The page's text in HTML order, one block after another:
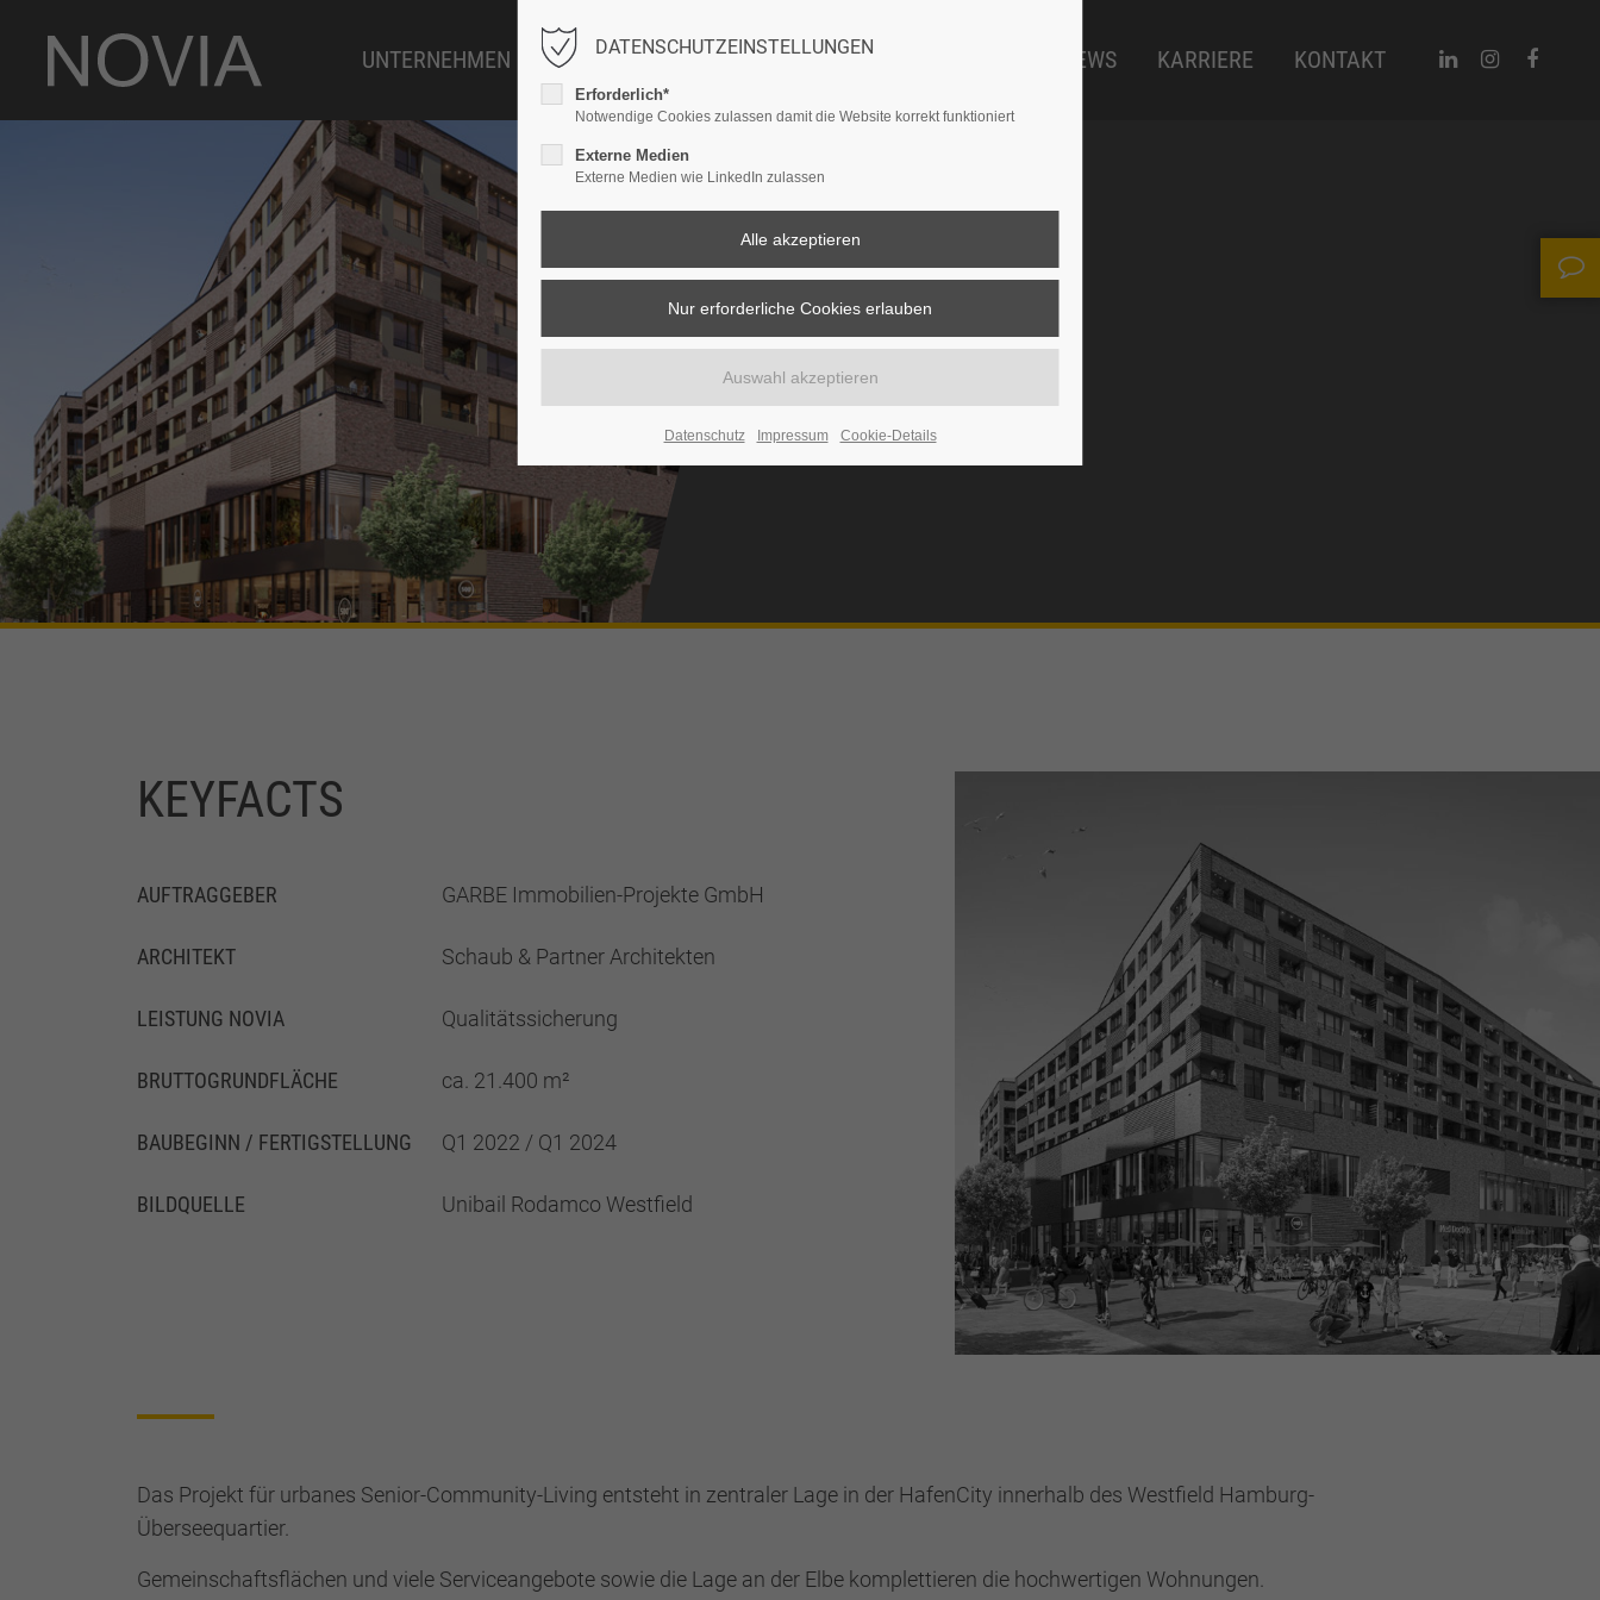
UNTERNEHMEN LEISTUNGEN ESG-CONSULTING NEWS KARRIERE KONTAKT
VILVIF
Hamburg
KEYFACTS
AUFTRAGGEBER GARBE Immobilien-Projekte GmbH
ARCHITEKT Schaub & Partner Architekten
LEISTUNG NOVIA Qualitätssicherung
BRUTTO­GRUND­FLÄCHE ca. 21.400 m²
BAUBEGINN / FERTIGSTELLUNG Q1 2022 / Q1 2024
BILDQUELLE Unibail Rodamco Westfield
Das Projekt für urbanes Senior-Community-Living entsteht in zentraler Lage in der HafenCity innerhalb des Westfield Hamburg-
Überseequartier.
Gemeinschaftsflächen und viele Serviceangebote sowie die Lage an der Elbe komplettieren die hochwertigen Wohnungen.
DATENSCHUTZEINSTELLUNGEN
Erforderlich*
Notwendige Cookies zulassen damit die Website korrekt funktioniert
Externe Medien
Externe Medien wie LinkedIn zulassen
Datenschutz Impressum Cookie-Details